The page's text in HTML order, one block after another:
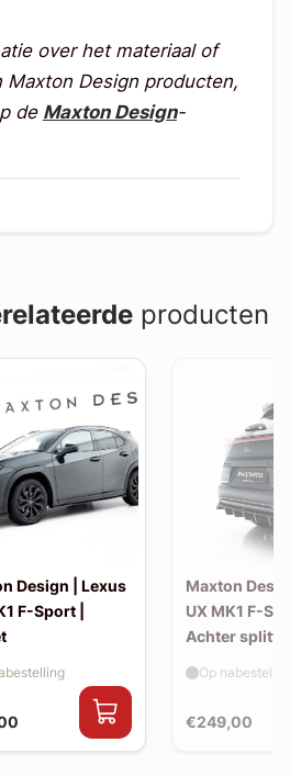
over het materiaal of
Maxton Design producten,
de Maxton Design-
producten
Design | Lexus
F-Sport |
Maxton
UX MK1 F-
Achter
€249,00
Op